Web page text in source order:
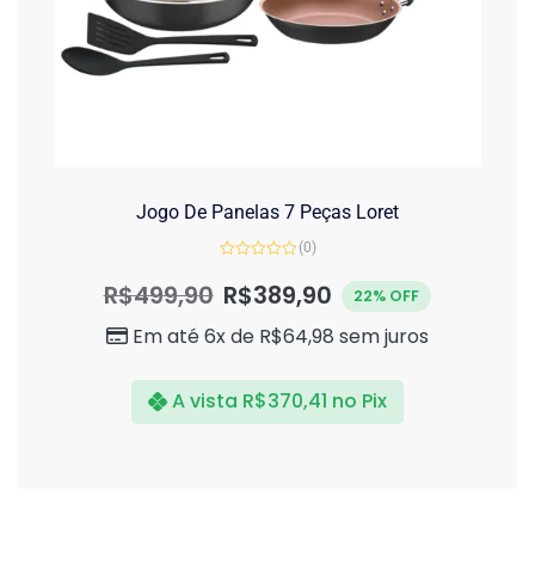
Jogo De Panelas 7 Peças Loret
de
(0)
R$499,90 R$389,90 22% OFF
Em até 6x de R$64,98 sem juros
A vista R$370,41 no Pix